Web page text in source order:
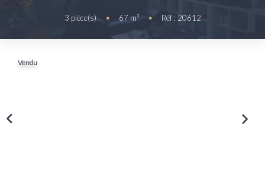
NOS SERVICES
3 pièce(s) • 67 m² • Réf : 20612
Vendu